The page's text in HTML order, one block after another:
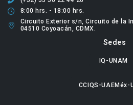
8:00 hrs. - 18:00 hrs.
Circuito Exterior s/n, Circuito de la
04510 Coyoacán, CDMX.
Sedes
IQ-UNAM
CCIQS-UAEMéx-